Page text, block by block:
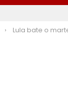
Lula bate o martelo e decide